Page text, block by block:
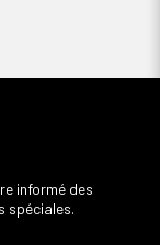
informé des
spéciales.